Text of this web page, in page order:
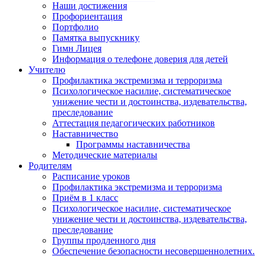
Наши достижения
Профориентация
Портфолио
Памятка выпускнику
Гимн Лицея
Информация о телефоне доверия для детей
Учителю
Профилактика экстремизма и терроризма
Психологическое насилие, систематическое
унижение чести и достоинства, издевательства,
преследование
Аттестация педагогических работников
Наставничество
Программы наставничества
Методические материалы
Родителям
Расписание уроков
Профилактика экстремизма и терроризма
Приём в 1 класс
Психологическое насилие, систематическое
унижение чести и достоинства, издевательства,
преследование
Группы продленного дня
Обеспечение безопасности несовершеннолетних.